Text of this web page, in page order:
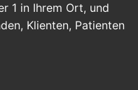
1 in Ihrem Ort, und
Klienten, Patienten